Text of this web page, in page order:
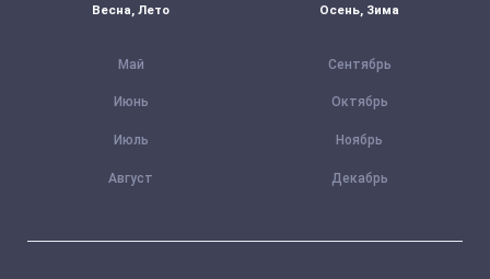
Весна, Лето
Май
Июнь
Июль
Август
Осень, Зима
Сентябрь
Октябрь
Ноябрь
Декабрь